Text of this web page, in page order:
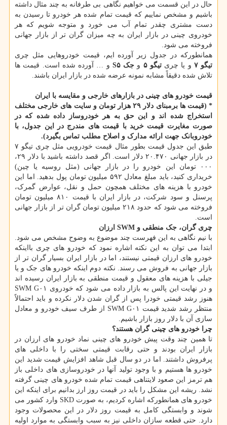
حال در این قسمت می خواهیم نگاهی بی طرفانه به چند مثال داشته
باشیم و مشخص نماییم که قیمت تمام شده هر خودرو تا رسیدن به
دست مشتری چقدر تمام آب می خورد و متوجه شویم که هر
خودروی چینی در بازار ایران به چه میزان گران تر از بازار جهانی
فروخته می شود.
همانطورکه در جدول زیر آورده ایم، قیمت خودروهایی مثل چری
تیگو ۷
و یا چری تیگو ۵ و جک S۵
و … آورده شده است. قیمت ها
تلاش شده دقیقاً مشابه نمونه عرضه شده در بازار ایران باشند.
قیمت خودرو های چینی در بازارهای خارجی و مقایسه با ایران
* (
قیمت ها برمبنای دلار ۲۹ هزار تومان و سایت های خارجی مختلف
استخراج شده اند و این حق به هر خودروساز داده شده که در
صورت مغایرت قیمت خرید با قیمت های مندرج در این جدول، با
خودروبانک جهت ارائه مدارک و اصلاح مطلب تماس بگیرد).
طبق این جدول قیمت بطور مثال قیمت خودرویی مثل چری تیگو ۷
در بازار جهانی ۲۰.۴۷۰ دلار است. اگر قصد داشته باشید با دلار ۲۹،
۰۰۰ تومان این خودرو را در بازار جهانی (مثل روسیه یا چین)
خریداری کنید، باید مبلغ معادل ۵۹۲ میلیون تومان پول بدهید. اما این
خودرو با هزینه های مختلف همچون حمل و نقل، عوارض گمرک،
پرسنل و سود شرکت، در بازار ایران با قیمت ۸۱۰ میلیون تومان
فروخته می شود که حدود ۲۱۸ میلیون تومان گران تر از بازار جهانی
است.
چری گران، جک منطقی و
ارزان
با نیم نگاهی به این فهرست چند موضوع به وضوح مشخص می شود.
ابتدا می توان به این نکته اشاره نمود که خودرو های چری بااینکه
خودرو های ارزان قیمتی نیستند، اما در بازار ایران بسیار گران تر از
بازار جهانی به فروش می رسند. نکته دوم اینکه خودرو های جک و یا
جیلی با هزینه های معقول و قیمت منطقی به بازار ایران رسیده اند
و در نهایت این پالس به بازار داده می شود که خودروی SWM G۰۱
هنوز رشد قیمتی خودرا پس از گران شدن دلار نکرده و باید احتمالاً
منتظر رشد شدید قیمت SWM G۰۱ از طرف سیف خودرو و معادل
سازی آن با دلار روز بازار باشیم.
چرا خودرو های چینی گران هستند؟
تا همین چند وقت پیش خودرو های چینی نماد خودرو های ارزان در
بازار ایران بودند و حتی رقابت قیمتی سختی را با داخلی های
پرفروش داشتند. اما در دو سال قبل شاهد افزایش قیمت شدید این
خودرو ها هستیم و با وجود تولید آنها در خودروسازی های داخلی باز
هم ترمز این صعود لایتناهی قیمت تمام شده خودرو های چینی گرفته
نشد. ریشه این مشکل را باید در قیمت روز ارز بدانیم برای اینکه این
خودرو های همانطورکه اشاره کردیم، به صورت SKD وارد کشور می
شوند و وابستگی کامل به قیمت روز دلار در این محصولات وجود
دارد. حتی قطعه سازان داخلی نیز به سبب وابستگی به موارد اولیه